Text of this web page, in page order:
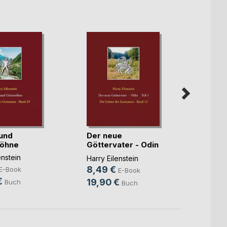
Book
Buch
Der neue
Göttervater - Odin
T(...)
Harry Eilenstein
8,49 € E-Book
19,90 € Buch